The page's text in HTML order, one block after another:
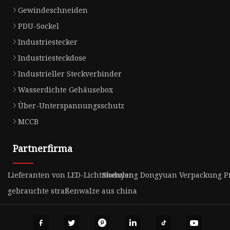
Gewindeschneiden
PDU-Sockel
Industriestecker
Industriesteckdose
Industrieller Steckverbinder
Wasserdichte Gehäusebox
Über-Unterspannungsschutz
MCCB
Partnerfirma
Lieferanten von LED-LichtmodulenShenyang Dongyuan Verpackung
gebrauchte straßenwalze aus china